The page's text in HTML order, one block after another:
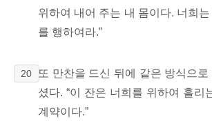
위하여 내어 주는 내 몸이다. 너희는
를 행하여라.”
20
또 만찬을 드신 뒤에 같은 방식으
셨다. “이 잔은 너희를 위하여 흘리
계약이다.”